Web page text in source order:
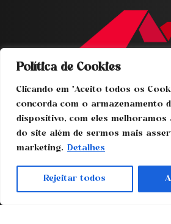
Política de Cookies
Clicando em "Aceito todos os
concorda com o armazenamento
dispositivo, com eles melhoramos
do site além de sermos mais
marketing. Detalhes
Rejeitar todos
Home
Sobre nós
Produtos
Projetos